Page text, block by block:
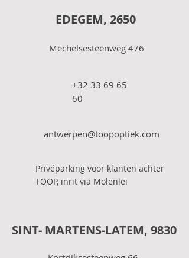
EDEGEM, 2650
Mechelsesteenweg 476
+32 33 69 65
60
antwerpen@toopoptiek.com
Privéparking voor klanten achter
TOOP, inrit via Molenlei
SINT- MARTENS-LATEM, 9830